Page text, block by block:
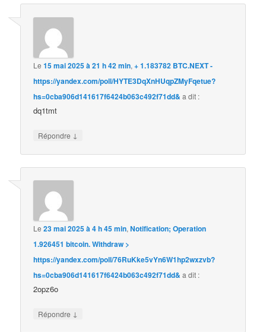
Le15 mai 2025 à 21 h 42 min,+ 1.183782 BTC.NEXT -
https://yandex.com/poll/HYTE3DqXnHUqpZMyFqetue?
hs=0cba906d141617f6424b063c492f71dd& a dit :
dq1tmt
Répondre ↓
Le23 mai 2025 à 4 h 45 min,Notification; Operation
1.926451 bitcoin. Withdraw >
https://yandex.com/poll/76RuKke5vYn6W1hp2wxzvb?
hs=0cba906d141617f6424b063c492f71dd& a dit :
2opz6o
Répondre ↓